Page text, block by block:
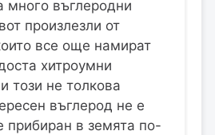
много въглеродни
произлезли от
все още намират
хитроумни
този не толкова
въглерод не е
прибиран в земята по-